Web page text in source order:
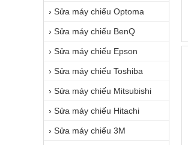
› Sửa máy chiếu Optoma
› Sửa máy chiếu BenQ
› Sửa máy chiếu Epson
› Sửa máy chiếu Toshiba
› Sửa máy chiếu Mitsubishi
› Sửa máy chiếu Hitachi
› Sửa máy chiếu 3M